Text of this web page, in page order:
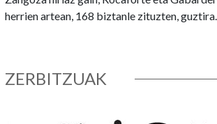
herrien artean, 168 biztanle zituzten, guztira.
ZERBITZUAK